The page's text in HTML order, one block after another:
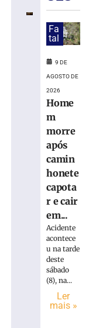
funcionar
em
celulares
Android
veja
como
verificar
agosto
VÍDEO:
Guarda
Trânsito
Brusque
Fa
tal
9 DE
AGOSTO DE
2026
Home
m
morre
após
camin
honete
capota
r e cair
em...
Acidente
acontece
u na tarde
deste
sábado
(8), na...
Ler
mais »